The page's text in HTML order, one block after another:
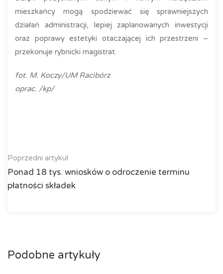
mieszkańcy mogą spodziewać się sprawniejszych
działań administracji, lepiej zaplanowanych inwestycji
oraz poprawy estetyki otaczającej ich przestrzeni –
przekonuje rybnicki magistrat.
fot. M. Koczy/UM Racibórz
oprac. /kp/
Poprzedni artykuł
Ponad 18 tys. wniosków o odroczenie terminu
płatności składek
Podobne artykuły